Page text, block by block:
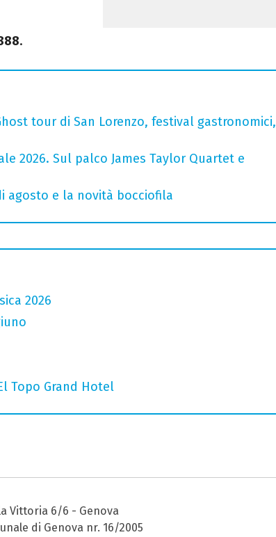
.
tour di San Lorenzo, festival gastronomici,
2026. Sul palco James Taylor Quartet e
agosto e la novità bocciofila
2026
Topo Grand Hotel
Vittoria 6/6 - Genova
di Genova nr. 16/2005